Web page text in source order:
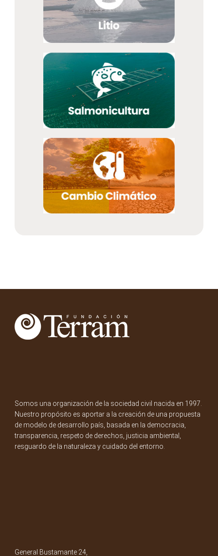
Somos una organización de la sociedad civil nacida en 1997.
Nuestro propósito es aportar a la creación de una propuesta
de modelo de desarrollo país, basada en la democracia,
transparencia, respeto de derechos, justicia ambiental,
resguardo de la naturaleza y cuidado del entorno.
General Bustamante 24,